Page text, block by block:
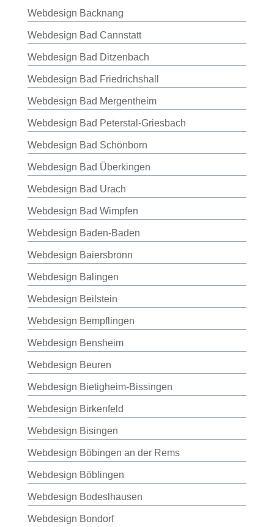
Webdesign Backnang
Webdesign Bad Cannstatt
Webdesign Bad Ditzenbach
Webdesign Bad Friedrichshall
Webdesign Bad Mergentheim
Webdesign Bad Peterstal-Griesbach
Webdesign Bad Schönborn
Webdesign Bad Überkingen
Webdesign Bad Urach
Webdesign Bad Wimpfen
Webdesign Baden-Baden
Webdesign Baiersbronn
Webdesign Balingen
Webdesign Beilstein
Webdesign Bempflingen
Webdesign Bensheim
Webdesign Beuren
Webdesign Bietigheim-Bissingen
Webdesign Birkenfeld
Webdesign Bisingen
Webdesign Böbingen an der Rems
Webdesign Böblingen
Webdesign Bodeslhausen
Webdesign Bondorf